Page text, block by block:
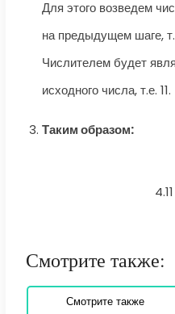
Для этого возведем
на предыдущем шаге,
Числителем будет
исходного числа, т.е. 11.
Таким образом:
Смотрите также:
Смотрите также